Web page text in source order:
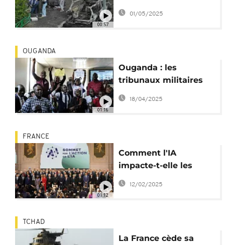
00:57
russe tué dans un
attentat
01/05/2025
01:16
OUGANDA
Ouganda : les
tribunaux militaires
autorisés à juger des
civils ?
18/04/2025
01:12
FRANCE
Comment l'IA
impacte-t-elle les
conflits mondiaux ?
12/02/2025
TCHAD
La France cède sa